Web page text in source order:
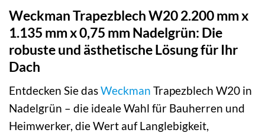
Weckman Trapezblech W20 2.200 mm x
1.135 mm x 0,75 mm Nadelgrün: Die
robuste und ästhetische Lösung für Ihr
Dach
Entdecken Sie dasWeckman Trapezblech W20 in
Nadelgrün – die ideale Wahl für Bauherren und
Heimwerker, die Wert auf Langlebigkeit,